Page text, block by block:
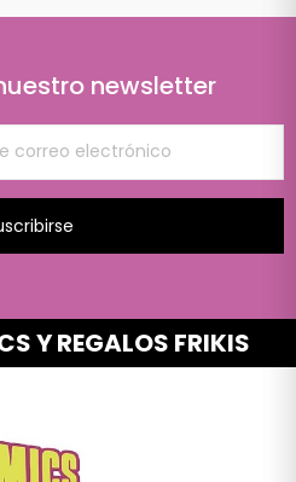
newsletter
Y REGALOS FRIKIS